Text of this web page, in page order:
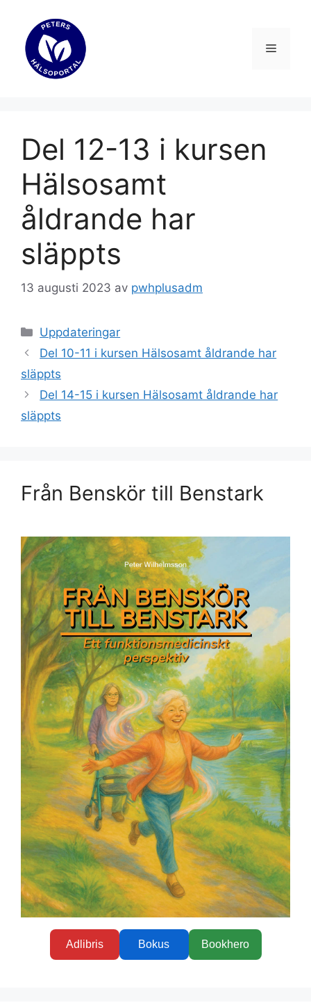
innehåll
Meny
Del 12-13 i kursen
Hälsosamt
åldrande har
släppts
13 augusti 2023 av pwhplusadm
Kategorier
Uppdateringar
Del 10-11 i kursen Hälsosamt åldrande har
släppts
Del 14-15 i kursen Hälsosamt åldrande har
släppts
Från Benskör till Benstark
Adlibris Bokus Bookhero